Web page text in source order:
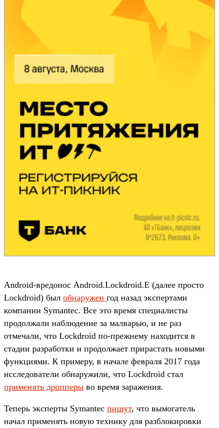
Android-вредонос Android.Lockdroid.E (далее просто
Lockdroid) был обнаружен год назад экспертами
компании Symantec. Все это время специалисты
продолжали наблюдение за малварью, и не раз
отмечали, что Lockdroid по-прежнему находится в
стадии разработки и продолжает прирастать новыми
функциями. К примеру, в начале февраля 2017 года
исследователи обнаружили, что Lockdroid стал
применять дропперы во время заражения.
Теперь эксперты Symantec пишут, что вымогатель
начал применять новую технику для разблокировки